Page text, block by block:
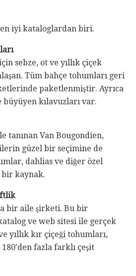
iyi kataloglardan biri.
sebze, ot ve yıllık çiçek
Tüm bahçe tohumları geri
paketlenmiştir. Ayrıca
kılavuzları var.
tanınan Van Bougondien,
güzel bir seçimine de
dahlias ve diğer özel
kaynak.
bir aile şirketi. Bu bir
ve web sitesi ile gerçek
yıllık kır çiçeği tohumları,
fazla farklı çeşit